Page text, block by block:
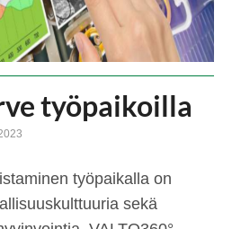
työpaikoilla
työpaikalla on
sekä